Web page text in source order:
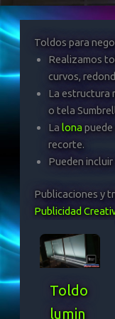
Toldos para
Realizamos
curvos,
La estructura
o tela
La lonapuede
recorte.
Pueden
Publicaciones y
Publicidad
Toldo
lumin